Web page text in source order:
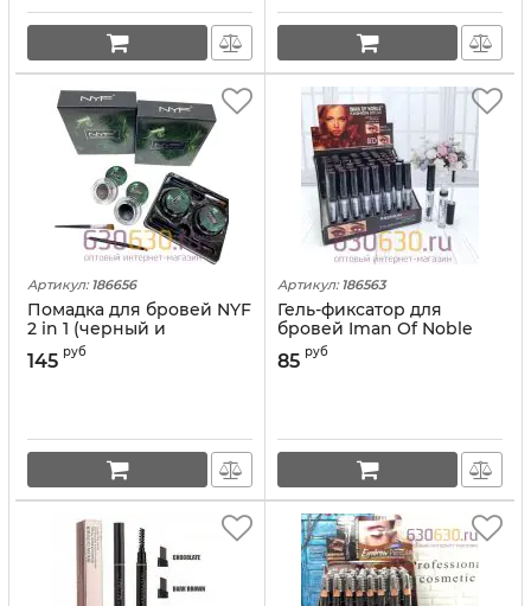
Артикул: 186656
Помадка для бровей NYF
2 in 1 (черный и
коричневый)
145 руб
Артикул: 186563
Гель-фиксатор для
бровей Iman Of Noble
"Fashion Brow" 1шт.
85 руб